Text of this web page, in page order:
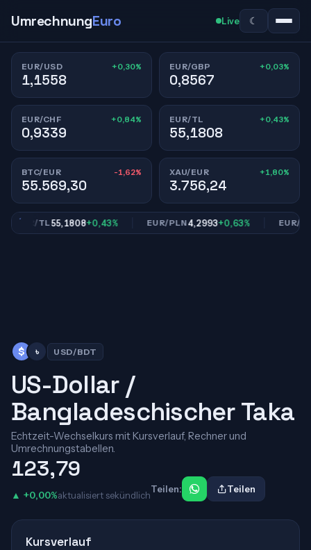
UmrechnungEuro Live ☾
EUR/USD +0,30%
1,1558
EUR/GBP +0,03%
0,8567
EUR/CHF +0,84%
0,9339
EUR/TL +0,43%
55,1808
BTC/EUR -1,62%
55.569,30
XAU/EUR +1,80%
3.756,24
EUR/TL55,1808+0,43% EUR/PLN4,2993+0,63% EUR/CNY
$ ৳ USD/BDT
US-Dollar /
Bangladeschischer Taka
Echtzeit-Wechselkurs mit Kursverlauf, Rechner und
Umrechnungstabellen.
123,79
▲ +0,00%aktualisiert sekündlich
Teilen: Teilen
Kursverlauf